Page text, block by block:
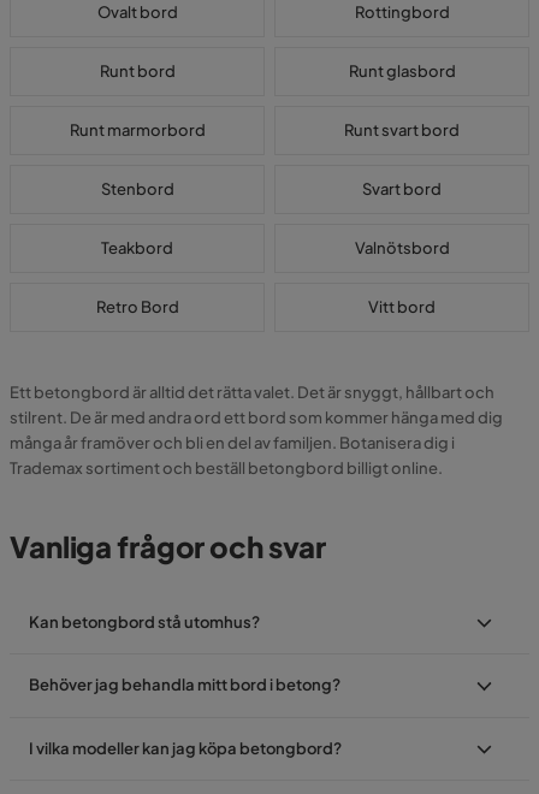
Ovalt bord Rottingbord
Runt bord Runt glasbord
Runt marmorbord Runt svart bord
Stenbord Svart bord
Teakbord Valnötsbord
Retro Bord Vitt bord
Ett betongbord är alltid det rätta valet. Det är snyggt, hållbart och
stilrent. De är med andra ord ett bord som kommer hänga med dig
många år framöver och bli en del av familjen. Botanisera dig i
Trademax sortiment och beställ betongbord billigt online.
Vanliga frågor och svar
Kan betongbord stå utomhus?
Behöver jag behandla mitt bord i betong?
I vilka modeller kan jag köpa betongbord?